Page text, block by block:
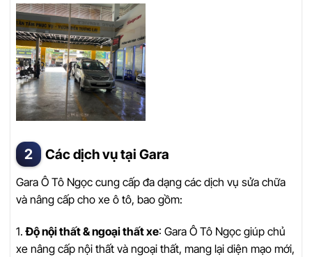
Các dịch vụ tại Gara
Gara Ô Tô Ngọc cung cấp đa dạng các dịch vụ sửa chữa
và nâng cấp cho xe ô tô, bao gồm:
1.Độ nội thất & ngoại thất xe: Gara Ô Tô Ngọc giúp chủ
xe nâng cấp nội thất và ngoại thất, mang lại diện mạo mới,